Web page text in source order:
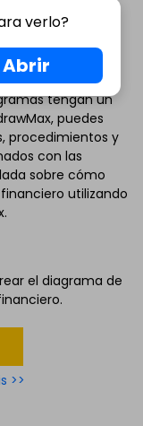
permite crear
muchas
tengan un
puedes
procedimientos y
con las
sobre cómo
utilizando
el diagrama de
>>
verlo?
Abrir